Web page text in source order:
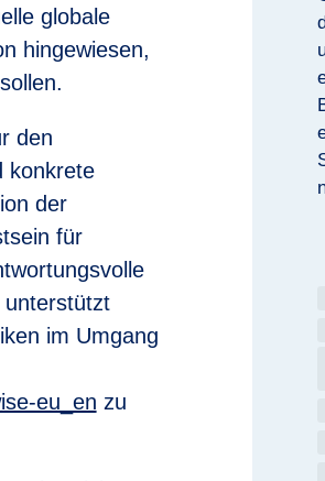
globale
hingewiesen,
den
konkrete
der
für
unterstützt
im Umgang
eu_en zu